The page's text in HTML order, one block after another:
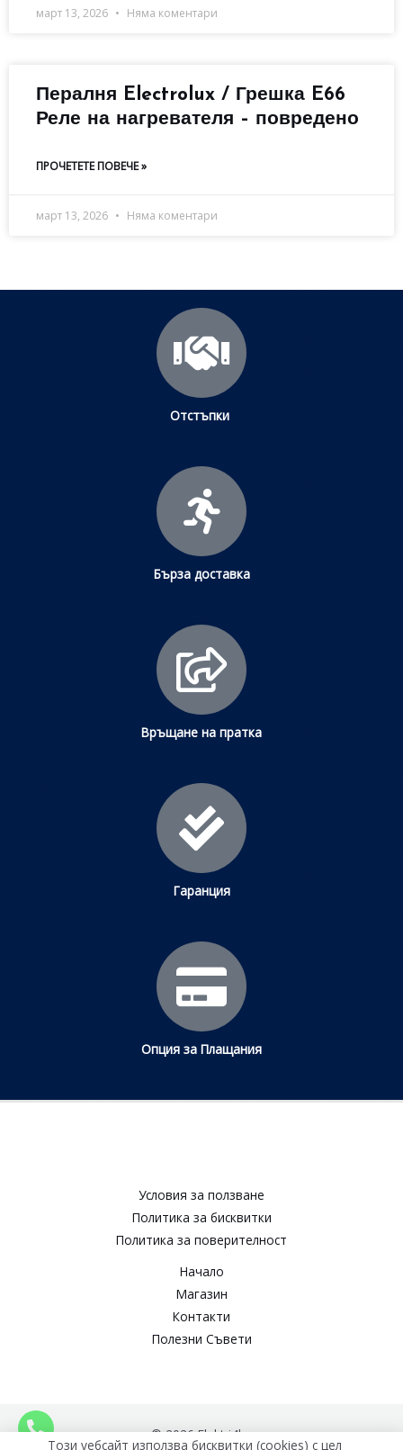
март 13, 2026 Няма коментари
Пералня Electrolux / Грешка E66
Реле на нагревателя – повредено
ПРОЧЕТЕТЕ ПОВЕЧЕ »
март 13, 2026 Няма коментари
Отстъпки
Бърза доставка
Връщане на пратка
Гаранция
Опция за Плащания
Условия за ползване​
Политика за бисквитки​
Политика за поверителност​
Начало
Магазин
Контакти
Полезни Съвети
© 2026 Elektri4ko
Този уебсайт използва бисквитки (cookies) с цел